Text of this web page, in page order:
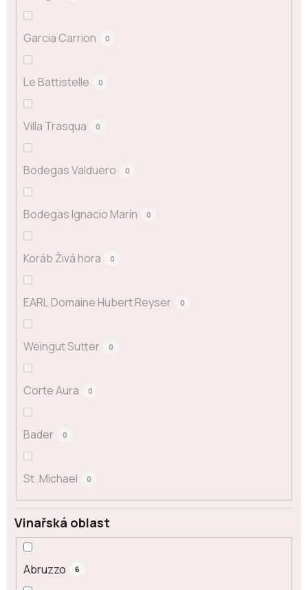
Garcia Carrion 0
Le Battistelle 0
Villa Trasqua 0
Bodegas Valduero 0
Bodegas Ignacio Marín 0
Koráb Živá hora 0
EARL Domaine Hubert Reyser 0
Weingut Sutter 0
Corte Aura 0
Bader 0
St .Michael 0
Vinařská oblast
Abruzzo 6